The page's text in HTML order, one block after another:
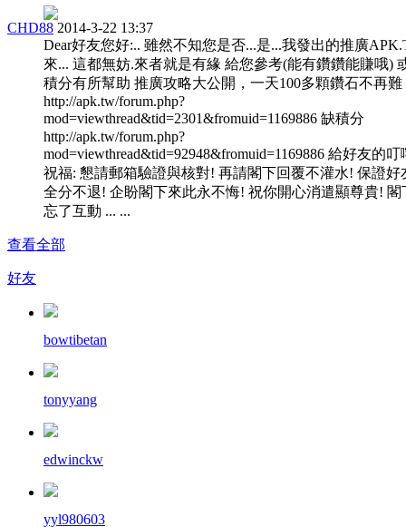
CHD88 2014-3-22 13:37
Dear好友您好:.. 雖然不知您是否...是...我發出的推廣
來... 這都無妨.來者就是有緣 給您參考(能有鑽鑽能賺哦)
積分有所幫助 推廣攻略大公開，一天100多顆鑽石不再難
http://apk.tw/forum.php?
mod=viewthread&tid=2301&fromuid=1169886 缺積分
http://apk.tw/forum.php?
mod=viewthread&tid=92948&fromuid=1169886 給好友的叮
祝福: 懇請郵箱驗證與核對! 再請閣下回覆不灌水! 保證好
全分不退! 企盼閣下來此永不悔! 祝你開心消遣顯尊貴! 閣
忘了互動 ... ...
查看全部
好友
bowtibetan
tonyyang
edwinckw
yyl980603